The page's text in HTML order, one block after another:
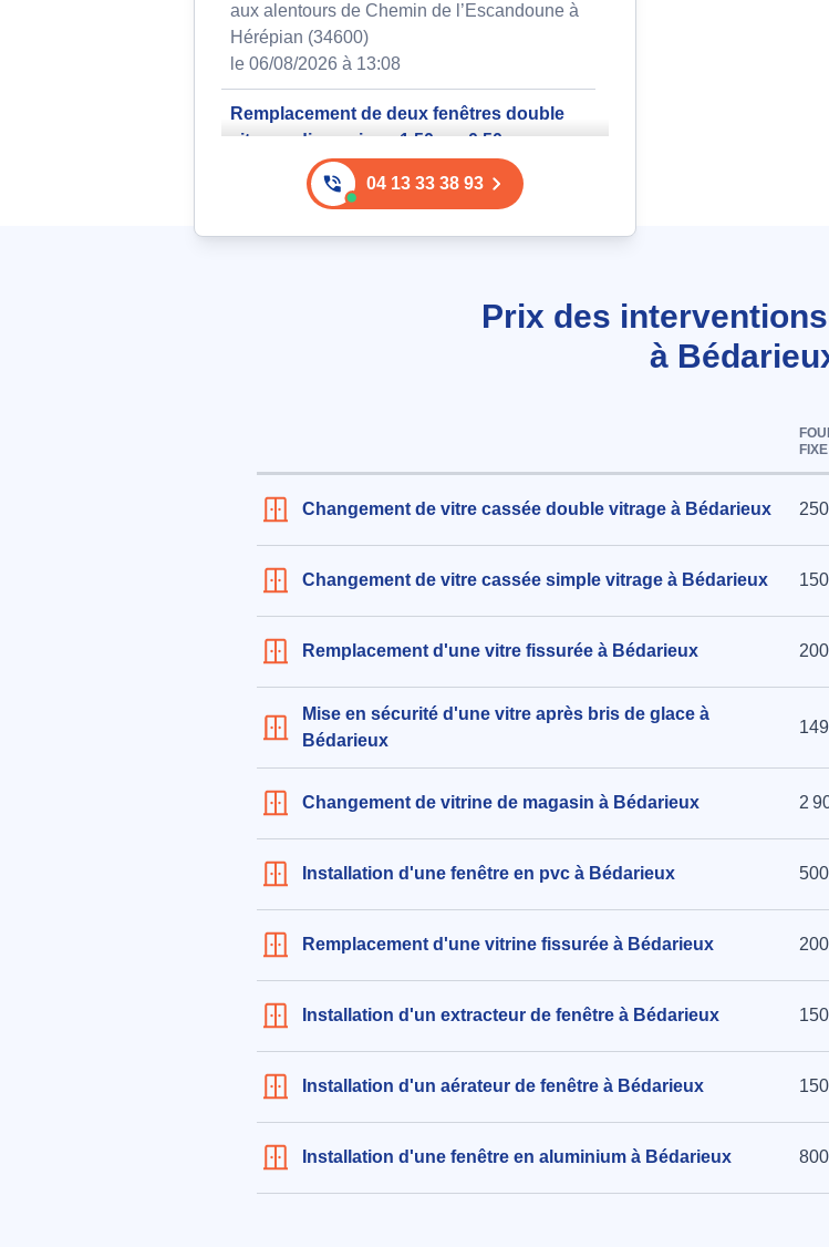
aux alentours de Chemin de l’Escandoune à
Hérépian (34600)
le 06/08/2026 à 13:08
Remplacement de deux fenêtres double
vitrage, dimensions 1.50m x 0.50m
474€ TTC
Réparation de verrouillage sur baie vitrée -
Installation de double vitrage 152 cm x 49
aux alentours de Rue du Clos à Bédarieux
(34600)
le 03/08/2026 à 20:38
Remplacement de double vitrage sur
menuiserie PVC, dimensions H:192cm /
Largeur:75cm pour une fenêtre de
H:230cm / Largeur:105cm
558€ TTC
aux alentours de Rue du Vérénoux -
le 04/08/2026 à 21:16
04 13 33 38 93
Prix des
à
FIXE
Changement de vitre cassée double vitrage à Bédarieux
Changement de vitre cassée simple vitrage à Bédarieux
Remplacement d'une vitre fissurée à Bédarieux
Mise en sécurité d'une vitre après bris de glace à
Bédarieux
Changement de vitrine de magasin à Bédarieux 2
Installation d'une fenêtre en pvc à Bédarieux
Remplacement d'une vitrine fissurée à Bédarieux
Installation d'un extracteur de fenêtre à Bédarieux
Installation d'un aérateur de fenêtre à Bédarieux
Installation d'une fenêtre en aluminium à Bédarieux